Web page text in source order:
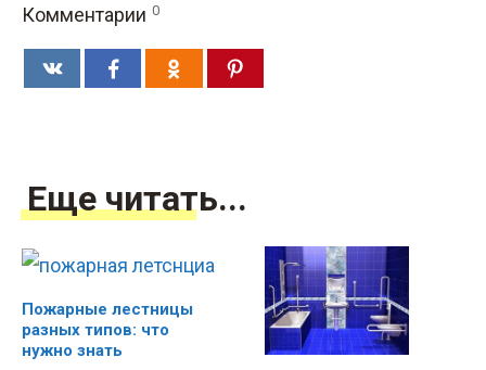
Комментарии 0
Еще читать...
Пожарные лестницы
разных типов: что
нужно знать